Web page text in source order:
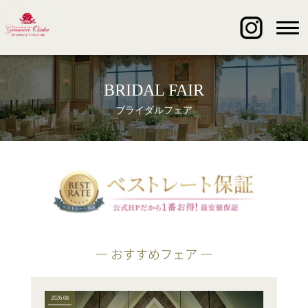
BRIDAL FAIR
ブライダルフェア
― おすすめフェア ―
2026.08